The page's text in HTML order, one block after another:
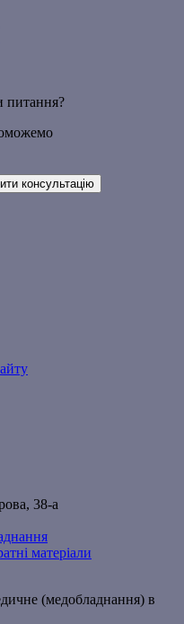
питання?
38-а
матеріали
(медобладнання) в